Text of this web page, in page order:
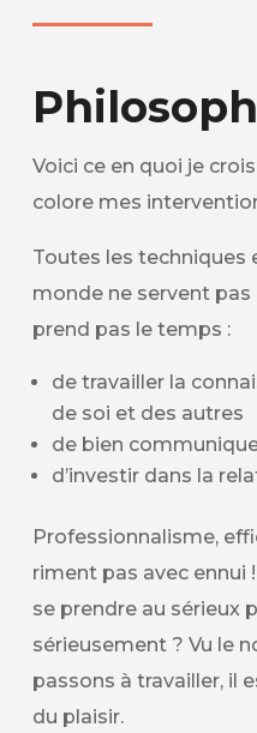
Voici ce en quoi je
colore mes
Toutes les techniques
monde ne servent pas
prend pas le temps :
de travailler la
de soi et des autres
de bien
d’investir dans la
Professionnalisme,
riment pas avec
se prendre au sérieux
sérieusement ? Vu le
passons à travailler, il
du plaisir.